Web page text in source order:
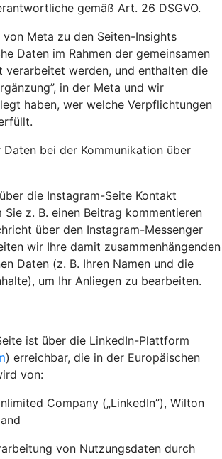
gemäß Art. 26 DSGVO.
Meta zu den Seiten-Insights
Daten im Rahmen der gemeinsamen
verarbeitet werden, und enthalten die
in der Meta und wir
haben, wer welche Verpflichtungen
Daten bei der Kommunikation über
die Instagram-Seite Kontakt
Sie z. B. einen Beitrag kommentieren
über den Instagram-Messenger
wir Ihre damit zusammenhängenden
Daten (z. B. Ihren Namen und die
um Ihr Anliegen zu bearbeiten.
ist über die LinkedIn-Plattform
) erreichbar, die in der Europäischen
von:
Company („LinkedIn”), Wilton
von Nutzungsdaten durch